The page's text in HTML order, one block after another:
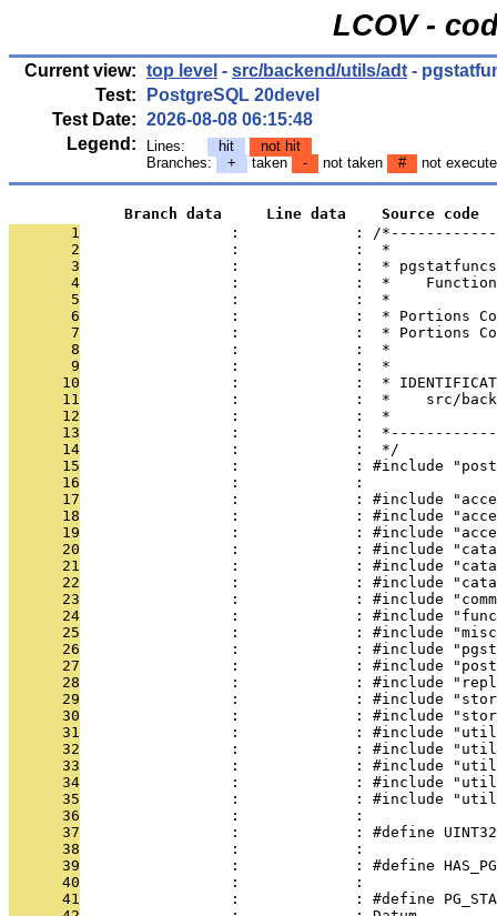
LCOV -
Current view: top level - src/backend/utils/adt -
Test:
PostgreSQL 20devel
Test Date: 2026-08-08 06:15:48
Legend:
Lines: hit
not hit
Branches:
+ taken - not taken # not
             Branch data     Line data    Source code
       1
:             : /
       2
                 :             :  *
       3
:             :  *
       4
:             :  *
       5
                 :             :  *
       6
:             :  * Portions
       7
:             :  * Portions
       8
                 :             :  *
       9
                 :             :  *
      10
:             :  *
      11
:             :  *    src/
      12
                 :             :  *
      13
:             :
      14
                 :             :  */
      15
:             : #include
      16
                 :             :
      17
:             : #include
      18
:             : #include
      19
:             : #include
      20
:             : #include
      21
:             : #include
      22
:             : #include
      23
:             : #include
      24
:             : #include
      25
:             : #include
      26
:             : #include
      27
:             : #include
      28
:             : #include
      29
:             : #include
      30
:             : #include
      31
:             : #include
      32
:             : #include
      33
:             : #include
      34
:             : #include
      35
:             : #include
      36
                 :             :
      37
:             : #define
      38
                 :             :
      39
:             : #define
      40
                 :             :
      41
:             : #define